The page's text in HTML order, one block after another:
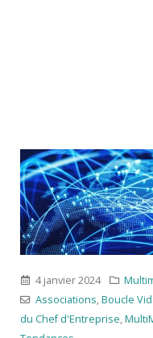
Le Guide
21 décembre
Associations
d'Entreprise,